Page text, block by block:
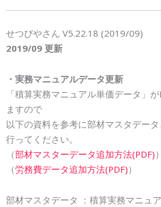
せつびやさん V5.22.18 (2019/09)
2019/09 更新
・実務マニュアルデータ更新
「積算実務マニュアル単価データ」
ますので
以下の資料を参考に部材マスタデー
行ってください。
（部材マスターデータ追加方法(PDF)）
（労務費データ追加方法(PDF)）
部材マスタデータ ：積算実務マニュ